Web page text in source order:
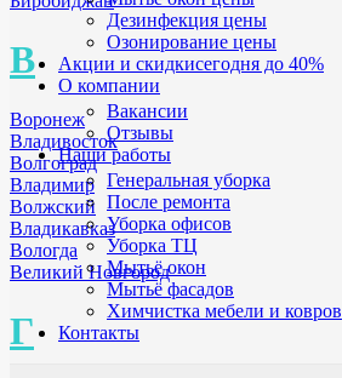
В
Воронеж
Владивосток
Волгоград
Владимир
Волжский
Владикавказ
Вологда
Великий Новгород
Г
Дезинфекция цены
Озонирование цены
Акции и скидкисегодня до 40%
О компании
Вакансии
Отзывы
Наши работы
Генеральная уборка
После ремонта
Уборка офисов
Уборка ТЦ
Мытьё окон
Мытьё фасадов
Химчистка мебели и ковров
Контакты